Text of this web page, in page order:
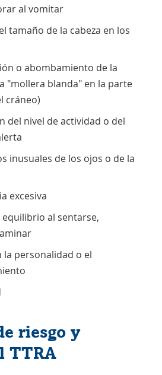
al vomitar
tamaño de la cabeza en los
o abombamiento de la
"mollera blanda" en la parte
cráneo)
del nivel de actividad o del
inusuales de los ojos o de la
excesiva
al sentarse,
la personalidad o el
riesgo y
TTRA